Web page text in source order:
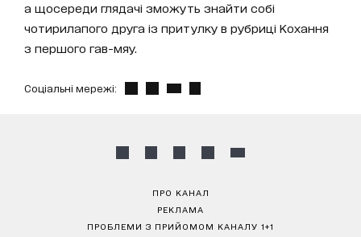
а щосереди глядачі зможуть знайти собі
чотирилапого друга із притулку в рубриці Кохання
з першого гав-мяу.
Соціальні мережі:
ПРО КАНАЛ
РЕКЛАМА
ПРОБЛЕМИ З ПРИЙОМОМ КАНАЛУ 1+1